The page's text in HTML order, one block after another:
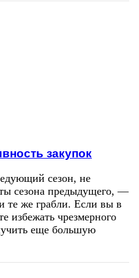
закупок
сезон, не
сезона предыдущего, —
те же грабли. Если вы в
избежать чрезмерного
еще большую